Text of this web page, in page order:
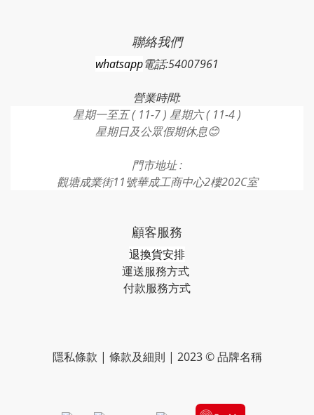
聯絡我們
whatsapp電話:54007961
營業時間:
星期一至五 ( 11-7 ) 星期六 ( 11-4 )
星期日及公眾假期休息😊
門市地址 :
觀塘成業街11號華成工商中心2樓202C室
顧客服務
退換貨安排
運送服務方式
付款服務方式​​​
隱私條款 | 條款及細則 | 2023 © 品牌名稱